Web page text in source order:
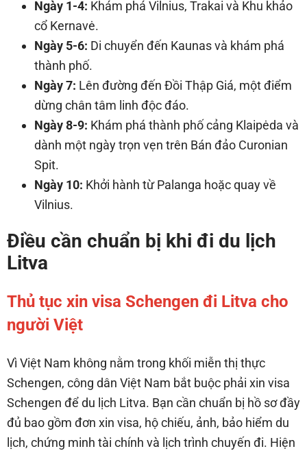
Ngày 1-4: Khám phá Vilnius, Trakai và Khu khảo
cổ Kernavė.
Ngày 5-6: Di chuyển đến Kaunas và khám phá
thành phố.
Ngày 7: Lên đường đến Đồi Thập Giá, một điểm
dừng chân tâm linh độc đáo.
Ngày 8-9: Khám phá thành phố cảng Klaipėda và
dành một ngày trọn vẹn trên Bán đảo Curonian
Spit.
Ngày 10: Khởi hành từ Palanga hoặc quay về
Vilnius.
Điều cần chuẩn bị khi đi du lịch
Litva
Thủ tục xin visa Schengen đi Litva cho
người Việt
Vì Việt Nam không nằm trong khối miễn thị thực
Schengen, công dân Việt Nam bắt buộc phải xin visa
Schengen để du lịch Litva. Bạn cần chuẩn bị hồ sơ đầy
đủ bao gồm đơn xin visa, hộ chiếu, ảnh, bảo hiểm du
lịch, chứng minh tài chính và lịch trình chuyến đi. Hiện